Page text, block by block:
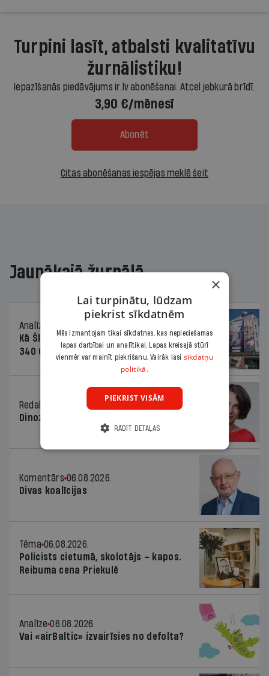
Turpini lasīt, atbalsti kvalitatīvu
žurnālistiku!
Iepazīšanās piedāvājums ir.lv abonēšanai. Atcel jebkurā brīdī.
3,90 €/mēnesī
Abonēt
Citas abonēšanas iespējas meklē šeit
Jaunākajā žurnālā
Analīze
Kā Šlesera partija palika nesodīta par
340 000 vērtu reklāmas kampaņu
Redaktores sleja
Dinozaura triks
Komentārs 06.08.2026.
Divas koalīcijas
Tēma 06.08.2026.
Policists cietumā, skolotājs – kapos.
Reibuma cena Priekulē
Analīze 06.08.2026.
Vai «airBaltic» izvairīsies no defolta?
×
Lai turpinātu, lūdzam
piekrist sīkdatnēm
Mēs izmantojam tikai sīkdatnes, kas nepieciešamas
lapas darbībai un analītikai. Lapas kreisajā stūrī
vienmēr var mainīt piekrišanu. Vairāk lasi sīkdatņu
politikā.
PIEKRIST VISĀM
RĀDĪT DETAĻAS